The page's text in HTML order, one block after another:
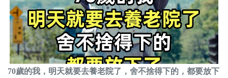
70歲的我，明天就要去養老院了，舍不捨得下的，都要放下